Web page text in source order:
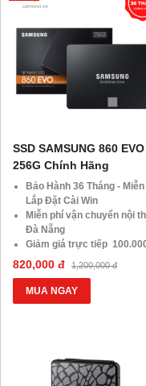
SSD SAMSUNG 860 EVO
256G Chính Hãng
Bảo Hành 36 Tháng -
Lắp Đặt Cài Win
Miễn phí vận chuyển nội
Đà Nẵng
Giảm giá trực tiếp
đối với khách hàng Áp
VOCHER TRị Giá 850.000đ
820,000 đ 1,200,000 đ
MUA NGAY